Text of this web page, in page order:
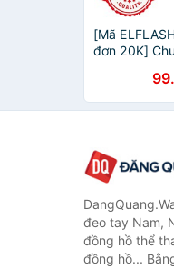
[Mã
đơn 20K]
nhập
tính Eblue
đeo tay Nam,
đồng hồ thể
đồng hồ...